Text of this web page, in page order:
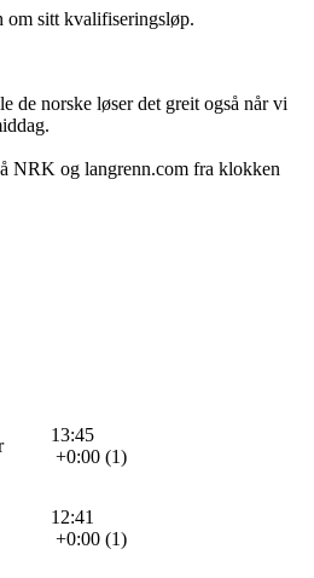
om sitt kvalifiseringsløp.
de norske løser det greit også når vi
NRK og langrenn.com fra klokken
13:45
+0:00 (1)
12:41
+0:00 (1)